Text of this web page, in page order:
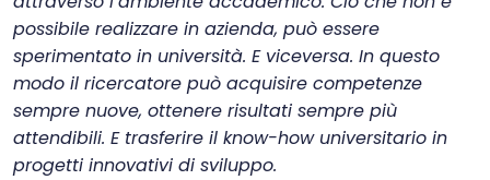
possibile realizzare in azienda, può essere
sperimentato in università. E viceversa. In questo
modo il ricercatore può acquisire competenze
sempre nuove, ottenere risultati sempre più
attendibili. E trasferire il know-how universitario in
progetti innovativi di sviluppo.